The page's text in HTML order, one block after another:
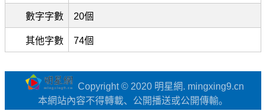
數字字數 20個
其他字數 74個
Copyright © 2020 明星網. mingxing9.cn
本網站內容不得轉載、公開播送或公開傳輸。